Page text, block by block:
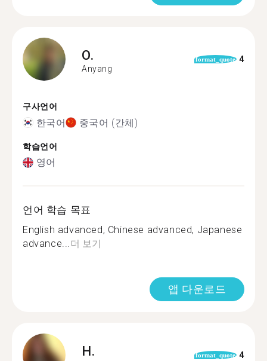
O.
Anyang
format_quote 4
구사언어
한국어 중국어 (간체)
학습언어
영어
언어 학습 목표
English advanced, Chinese advanced, Japanese
advance...더 보기
앱 다운로드
H. format_quote 4